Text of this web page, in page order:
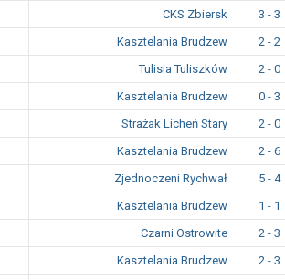
CKS Zbiersk 3 - 3
Kasztelania Brudzew 2 - 2
Tulisia Tuliszków 2 - 0
Kasztelania Brudzew 0 - 3
Strażak Licheń Stary 2 - 0
Kasztelania Brudzew 2 - 6
Zjednoczeni Rychwał 5 - 4
Kasztelania Brudzew 1 - 1
Czarni Ostrowite 2 - 3
Kasztelania Brudzew 2 - 3